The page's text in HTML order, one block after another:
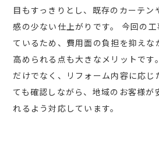
目もすっきりとし、既存のカーテン
感の少ない仕上がりです。 今回の
ているため、費用面の負担を抑えな
高められる点も大きなメリットです
だけでなく、リフォーム内容に応じ
ても確認しながら、地域のお客様が
れるよう対応しています。